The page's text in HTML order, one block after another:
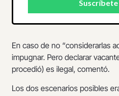
En caso de no “considerarlas
impugnar. Pero declarar
procedió) es ilegal, comentó.
Los dos escenarios posibles